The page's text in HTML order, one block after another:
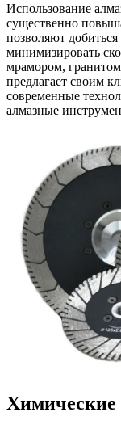
Использование
существенно
позволяют
минимизировать
мрамором,
предлагает своим
современные
алмазные
Химические